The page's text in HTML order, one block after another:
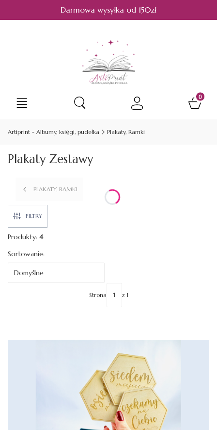
Darmowa wysyłka od 150zł
Otwórz wyszukiwarkę
Artiprint - Albumy, księgi, pudełka Plakaty, Ramki
Plakaty Zestawy
PLAKATY, RAMKI
FILTRY
Produkty: 4
Lista produktów
Sortowanie:
Domyślne
Strona z 1